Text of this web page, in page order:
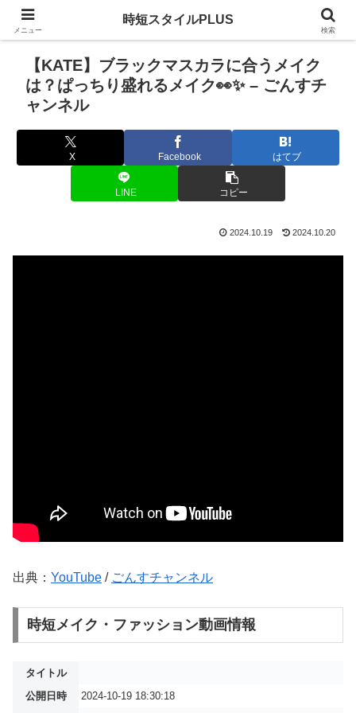
【KATE】ブラックマスカラに合うメイク
は？ぱっちり盛れるメイク👀✨ – ごんすチ
ャンネル
X Facebook はてブ
LINE コピー
2024.10.19 2024.10.20
出典： YouTube / ごんすチャンネル
時短メイク・ファッション動画情報
タイトル
公開日時
2024-10-19 18:30:18
メニュー
時短スタイルPLUS
検索